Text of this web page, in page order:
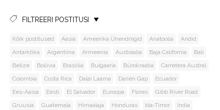
FILTREERI POSTITUSI
Kõik postitused Aasia Ameerika Ühendriigid Anatoolia
Andid
Antarktika
Argentiina Armeenia Austraalia Baja California
Bali
Belize
Boliivia Brasiilia Bulgaaria Bürokraatia
Carretera Austral
Colombia
Costa Rica Dalai Laama Darién Gap
Ecuador
Ees-Aasia
Eesti El Salvador Euroopa Flores
Gibb River Road
Gruusia
Guatemala Himaalaja Honduras Ida-Timor
India